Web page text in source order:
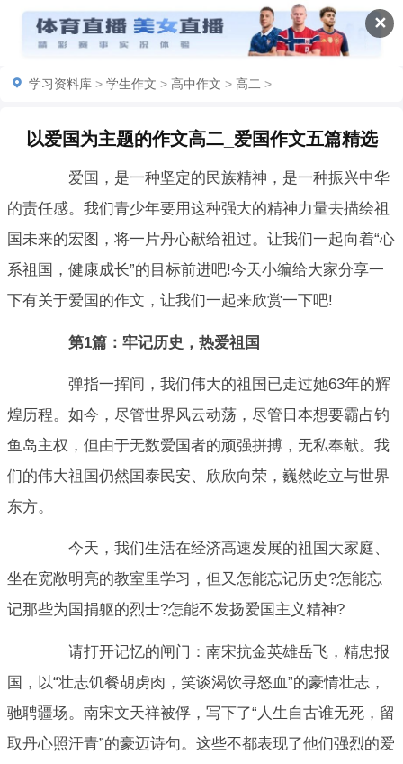
✕
学习资料库 > 学生作文 > 高中作文 > 高二 >
以爱国为主题的作文高二_爱国作文五篇精选
爱国，是一种坚定的民族精神，是一种振兴中华
的责任感。我们青少年要用这种强大的精神力量去描绘祖
国未来的宏图，将一片丹心献给祖过。让我们一起向着“心
系祖国，健康成长”的目标前进吧!今天小编给大家分享一
下有关于爱国的作文，让我们一起来欣赏一下吧!
第1篇：牢记历史，热爱祖国
弹指一挥间，我们伟大的祖国已走过她63年的辉
煌历程。如今，尽管世界风云动荡，尽管日本想要霸占钓
鱼岛主权，但由于无数爱国者的顽强拼搏，无私奉献。我
们的伟大祖国仍然国泰民安、欣欣向荣，巍然屹立与世界
东方。
今天，我们生活在经济高速发展的祖国大家庭、
坐在宽敞明亮的教室里学习，但又怎能忘记历史?怎能忘
记那些为国捐躯的烈士?怎能不发扬爱国主义精神?
请打开记忆的闸门：南宋抗金英雄岳飞，精忠报
国，以“壮志饥餐胡虏肉，笑谈渴饮寻怒血”的豪情壮志，
驰聘疆场。南宋文天祥被俘，写下了“人生自古谁无死，留
取丹心照汗青”的豪迈诗句。这些不都表现了他们强烈的爱